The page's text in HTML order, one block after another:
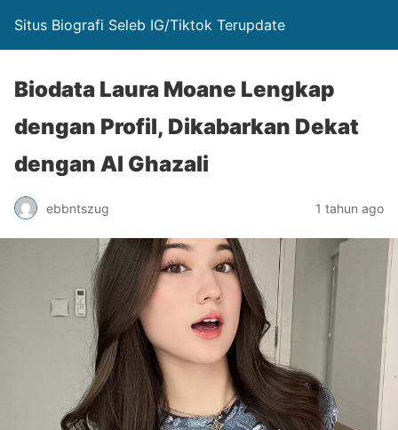
Situs Biografi Seleb IG/Tiktok Terupdate
Biodata Laura Moane Lengkap
dengan Profil, Dikabarkan Dekat
dengan Al Ghazali
ebbntszug 1 tahun ago